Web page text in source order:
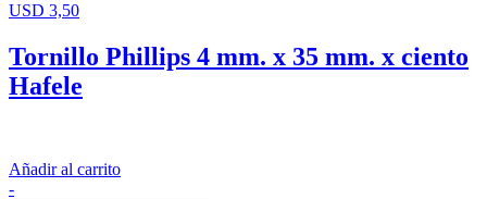
USD 3,50
Tornillo Phillips 4 mm. x 35 mm. x ciento
Hafele
Añadir al carrito
-